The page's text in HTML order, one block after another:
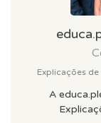
Explicações
A